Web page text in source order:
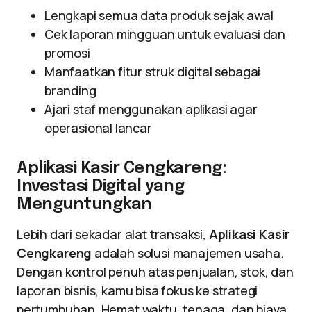
Lengkapi semua data produk sejak awal
Cek laporan mingguan untuk evaluasi dan
promosi
Manfaatkan fitur struk digital sebagai
branding
Ajari staf menggunakan aplikasi agar
operasional lancar
Aplikasi Kasir Cengkareng:
Investasi Digital yang
Menguntungkan
Lebih dari sekadar alat transaksi, Aplikasi Kasir
Cengkareng adalah solusi manajemen usaha.
Dengan kontrol penuh atas penjualan, stok, dan
laporan bisnis, kamu bisa fokus ke strategi